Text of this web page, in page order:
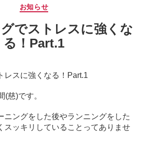
カ
ゴ
リ
ー
お知らせ
グでストレスに強くな
る！Part.1
レスに強くなる！Part.1
(慈)です。
ニングをした後やランニングをした
スッキリしていることってありませ